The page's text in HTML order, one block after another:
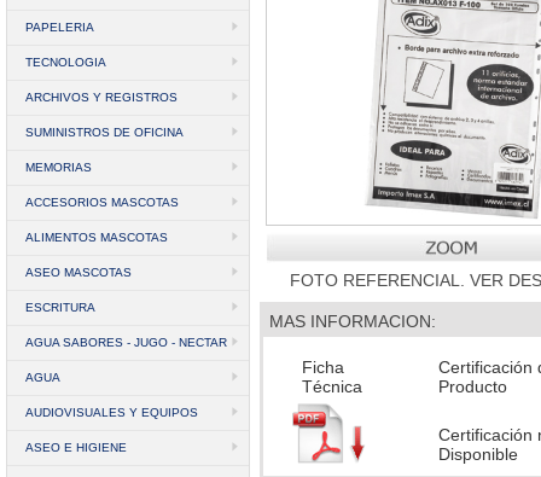
PAPELERIA
TECNOLOGIA
ARCHIVOS Y REGISTROS
SUMINISTROS DE OFICINA
MEMORIAS
ACCESORIOS MASCOTAS
ALIMENTOS MASCOTAS
ASEO MASCOTAS
ESCRITURA
AGUA SABORES - JUGO - NECTAR
AGUA
AUDIOVISUALES Y EQUIPOS
ASEO E HIGIENE
FOTO REFERENCIAL. VER
MAS INFORMACION:
Ficha
Técnica
Certificación
Producto
Certificación
Disponible